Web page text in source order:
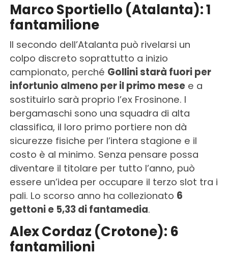
Marco Sportiello (Atalanta): 1
fantamilione
Il secondo dell’Atalanta può rivelarsi un
colpo discreto soprattutto a inizio
campionato, perché Gollini starà fuori per
infortunio almeno per il primo mesee a
sostituirlo sarà proprio l’ex Frosinone. I
bergamaschi sono una squadra di alta
classifica, il loro primo portiere non dà
sicurezze fisiche per l’intera stagione e il
costo è al minimo. Senza pensare possa
diventare il titolare per tutto l’anno, può
essere un’idea per occupare il terzo slot tra i
pali. Lo scorso anno ha collezionato 6
gettoni e 5,33 di fantamedia.
Alex Cordaz (Crotone): 6
fantamilioni